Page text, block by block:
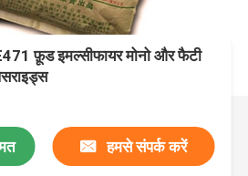
फ़ूड इमल्सीफायर मोनो और फैटी
हमसे संपर्क करें